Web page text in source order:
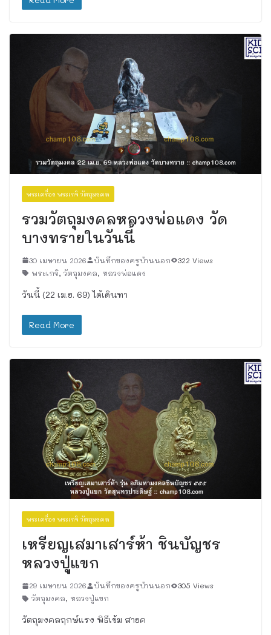
พระเครื่อง พระเกจิ วัตถุมงคล
รวมวัตถุมงคลหลวงพ่อแดง วัด
บางทรายในวันนี้
30 เมษายน 2026 บันทึกของครูบ้านนอก
322 Views
พระเกจิ, วัตถุมงคล, หลวงพ่อแดง
วันนี้ (22 เม.ย. 69) ได้เดินทา
Read More
พระเครื่อง พระเกจิ วัตถุมงคล
เหรียญเสมาเสาร์ห้า ชินบัญชร
หลวงปู่แขก
29 เมษายน 2026 บันทึกของครูบ้านนอก
305 Views
วัตถุมงคล, หลวงปู่แขก
วัตถุมงคลฤกษ์แรง พิธีเข้ม สายค